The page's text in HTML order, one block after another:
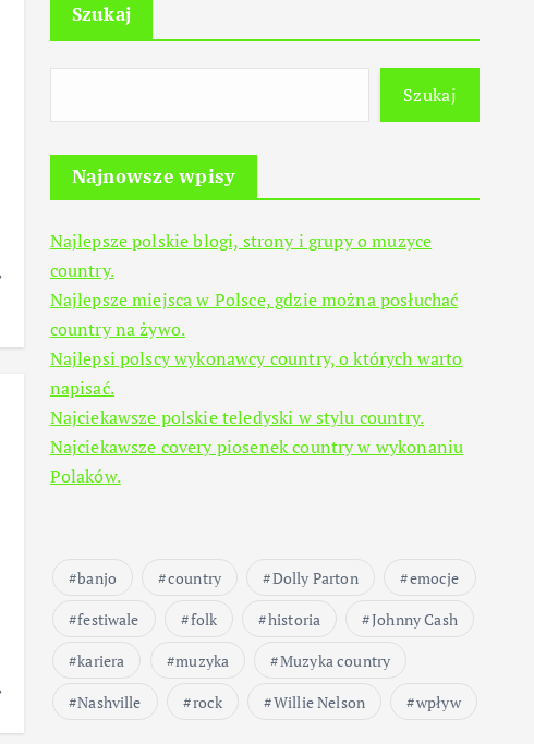
Szukaj
Szukaj
Najnowsze wpisy
Najlepsze polskie blogi, strony i grupy o muzyce
country.
Najlepsze miejsca w Polsce, gdzie można posłuchać
country na żywo.
Najlepsi polscy wykonawcy country, o których warto
napisać.
Najciekawsze polskie teledyski w stylu country.
Najciekawsze covery piosenek country w wykonaniu
Polaków.
banjo country Dolly Parton
emocje
festiwale
folk historia
Johnny Cash
kariera
muzyka
Muzyka country
Nashville
rock Willie Nelson wpływ